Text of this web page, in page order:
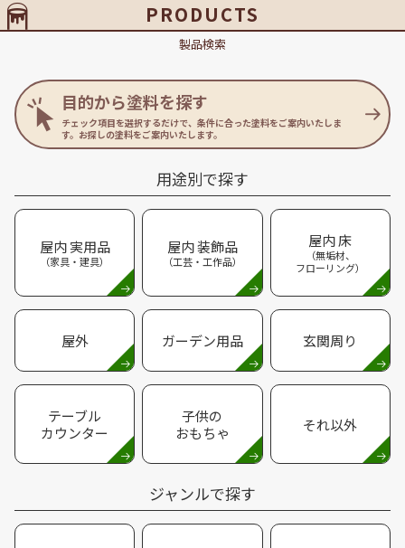
PRODUCTS
製品検索
目的から塗料を探す
チェック項目を選択するだけで、条件に合った塗料をご案内いたしま
す。お探しの塗料をご案内いたします。
用途別で探す
屋内 実用品
（家具・建具）
屋内 装飾品
（工芸・工作品）
屋内 床
（無垢材、
フローリング）
屋外 ガーデン用品 玄関周り
テーブル
カウンター
子供の
おもちゃ
それ以外
ジャンルで探す